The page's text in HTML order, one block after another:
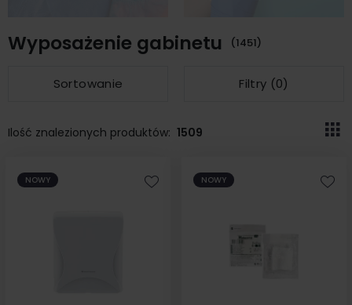
Wyposażenie gabinetu (1451)
Sortowanie Filtry (0)
Ilość znalezionych produktów: 1509
NOWY NOWY